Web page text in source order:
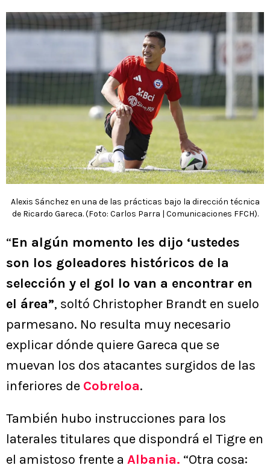
Alexis Sánchez en una de las prácticas bajo la dirección técnica
de Ricardo Gareca. (Foto: Carlos Parra | Comunicaciones FFCH).
“En algún momento les dijo ‘ustedes
son los goleadores históricos de la
selección y el gol lo van a encontrar en
el área”, soltó Christopher Brandt en suelo
parmesano. No resulta muy necesario
explicar dónde quiere Gareca que se
muevan los dos atacantes surgidos de las
inferiores de Cobreloa.
También hubo instrucciones para los
laterales titulares que dispondrá el Tigre en
el amistoso frente a Albania. “Otra cosa: